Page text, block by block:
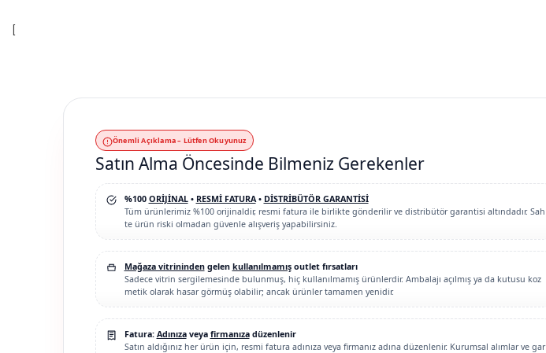
Önemli Açıklama – Lütfen Okuyunuz
Satın Alma Öncesinde Bilmeniz Gerekenler
%100 ORİJİNAL• RESMİ FATURA• DİSTRİBÜTÖR GARANTİSİ
Tüm ürünlerimiz %100 orijinaldir, resmi fatura ile birlikte gönderilir ve distribütör garantisi altındadır. Sah
te ürün riski olmadan güvenle alışveriş yapabilirsiniz.
Mağaza vitrinindengelen kullanılmamışoutlet fırsatları
Sadece vitrin sergilemesinde bulunmuş, hiç kullanılmamış ürünlerdir. Ambalajı açılmış ya da kutusu koz
metik olarak hasar görmüş olabilir; ancak ürünler tamamen yenidir.
Fatura: Adınızaveya firmanızadüzenlenir
Satın aldığınız her ürün için, resmi fatura adınıza veya firmanız adına düzenlenir. Kurumsal alımlar ve gar